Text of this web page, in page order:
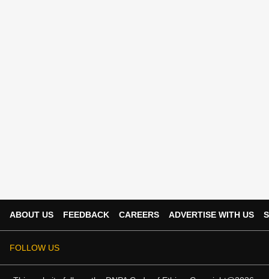
ABOUT US FEEDBACK CAREERS ADVERTISE WITH US
FOLLOW US